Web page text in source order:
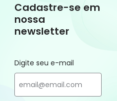
Cadastre-se em
nossa
newsletter
Digite seu e-mail